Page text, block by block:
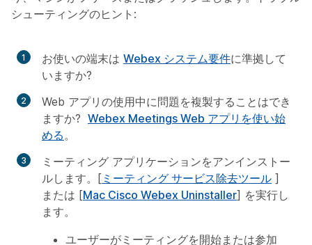
シューティングのヒント:
お使いの端末は Webex システム要件に準拠して
いますか?
Web アプリの使用中に問題を複製することはでき
ますか? Webex Meetings Web アプリを使い始
める 。
ミーティング アプリケーションをアンインストー
ルします。[ ミーティング サービス除去ツール ]
または [Mac Cisco Webex Uninstaller] を実行し
ます。
ユーザーがミーティングを開始または参加